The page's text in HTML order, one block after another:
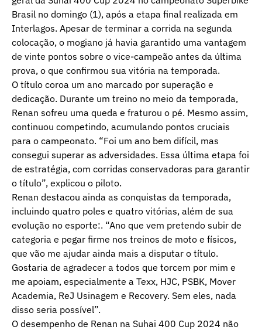
Brasil no domingo (1), após a etapa final realizada em
Interlagos. Apesar de terminar a corrida na segunda
colocação, o mogiano já havia garantido uma vantagem
de vinte pontos sobre o vice-campeão antes da última
prova, o que confirmou sua vitória na temporada.
O título coroa um ano marcado por superação e
dedicação. Durante um treino no meio da temporada,
Renan sofreu uma queda e fraturou o pé. Mesmo assim,
continuou competindo, acumulando pontos cruciais
para o campeonato. “Foi um ano bem difícil, mas
consegui superar as adversidades. Essa última etapa foi
de estratégia, com corridas conservadoras para garantir
o título”, explicou o piloto.
Renan destacou ainda as conquistas da temporada,
incluindo quatro poles e quatro vitórias, além de sua
evolução no esporte:. “Ano que vem pretendo subir de
categoria e pegar firme nos treinos de moto e físicos,
que vão me ajudar ainda mais a disputar o título.
Gostaria de agradecer a todos que torcem por mim e
me apoiam, especialmente a Texx, HJC, PSBK, Mover
Academia, ReJ Usinagem e Recovery. Sem eles, nada
disso seria possível”.
O desempenho de Renan na Suhai 400 Cup 2024 não